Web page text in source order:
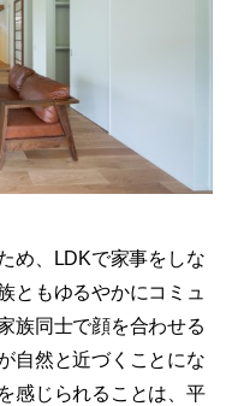
め、LDKで家事をしな
ともゆるやかにコミュ
族同士で顔を合わせる
自然と近づくことにな
感じられることは、平